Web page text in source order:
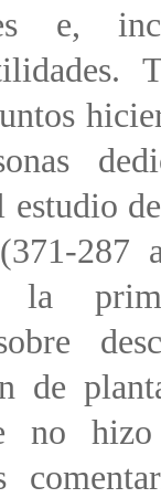
e,
estudio
287
la
de
no